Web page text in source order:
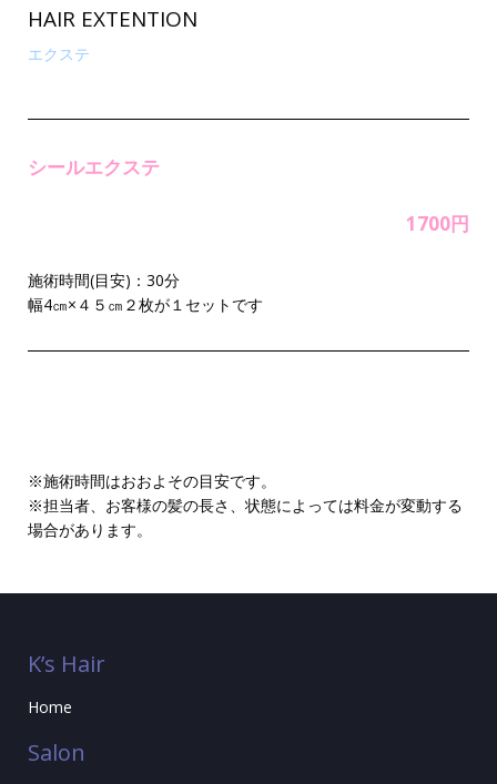
HAIR EXTENTION
エクステ
シールエクステ
1700円
施術時間(目安)：30分
幅4㎝×４５㎝２枚が１セットです
※施術時間はおおよその目安です。
※担当者、お客様の髪の長さ、状態によっては料金が変動する
場合があります。
K’s Hair
Home
Salon